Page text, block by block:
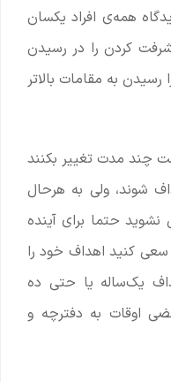
همه‌ی افراد یکسان
کردن را در رسیدن
به مقامات بالاتر
چند مدت تغییر بکنند
شوند، ولی به هرحال
نشوید حتما برای آینده
سعی کنید اهداف خود را
یک‌ساله یا حتی ده
اوقات به دفترچه و